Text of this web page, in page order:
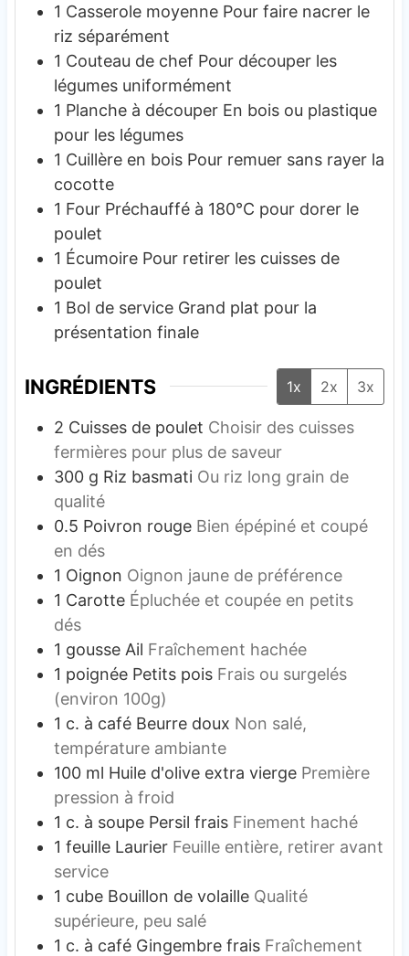
1 Casserole moyenne Pour faire nacrer le
riz séparément
1 Couteau de chef Pour découper les
légumes uniformément
1 Planche à découper En bois ou plastique
pour les légumes
1 Cuillère en bois Pour remuer sans rayer la
cocotte
1 Four Préchauffé à 180°C pour dorer le
poulet
1 Écumoire Pour retirer les cuisses de
poulet
1 Bol de service Grand plat pour la
présentation finale
INGRÉDIENTS 1x 2x 3x
2 Cuisses de poulet Choisir des cuisses
fermières pour plus de saveur
300 g Riz basmati Ou riz long grain de
qualité
0.5 Poivron rouge Bien épépiné et coupé
en dés
1 Oignon Oignon jaune de préférence
1 Carotte Épluchée et coupée en petits
dés
1 gousse Ail Fraîchement hachée
1 poignée Petits pois Frais ou surgelés
(environ 100g)
1 c. à café Beurre doux Non salé,
température ambiante
100 ml Huile d'olive extra vierge Première
pression à froid
1 c. à soupe Persil frais Finement haché
1 feuille Laurier Feuille entière, retirer avant
service
1 cube Bouillon de volaille Qualité
supérieure, peu salé
1 c. à café Gingembre frais Fraîchement